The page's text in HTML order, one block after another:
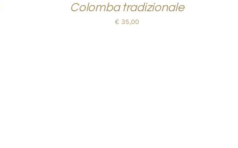
Colomba tradizionale
€35,00